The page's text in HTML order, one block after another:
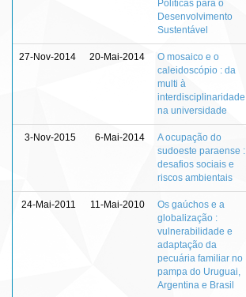
Políticas para o
Desenvolvimento
Sustentável
27-Nov-2014 20-Mai-2014
O mosaico e o
caleidoscópio : da
multi à
interdisciplinaridade
na universidade
3-Nov-2015 6-Mai-2014
A ocupação do
sudoeste paraense :
desafios sociais e
riscos ambientais
24-Mai-2011 11-Mai-2010
Os gaúchos e a
globalização :
vulnerabilidade e
adaptação da
pecuária familiar no
pampa do Uruguai,
Argentina e Brasil